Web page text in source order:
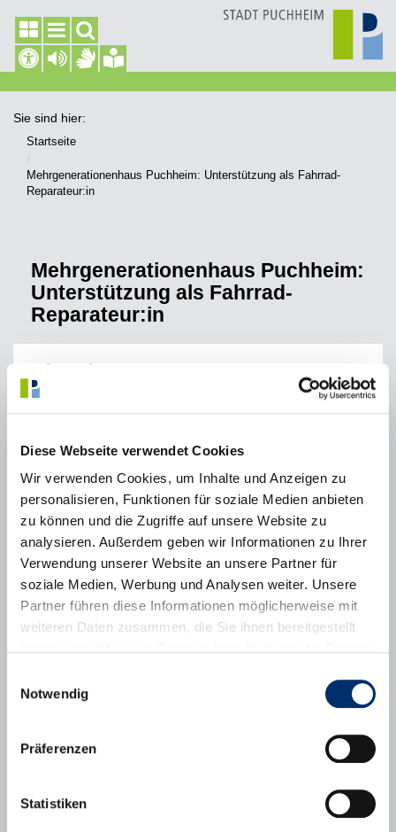
Diese Webseite verwendet Cookies
Wir verwenden Cookies, um Inhalte und Anzeigen zu
personalisieren, Funktionen für soziale Medien anbieten
zu können und die Zugriffe auf unsere Website zu
analysieren. Außerdem geben wir Informationen zu Ihrer
Verwendung unserer Website an unsere Partner für
soziale Medien, Werbung und Analysen weiter. Unsere
Partner führen diese Informationen möglicherweise mit
weiteren Daten zusammen, die Sie ihnen bereitgestellt
Notwendig
Präferenzen
Statistiken
Sie sind hier:
Startseite
Mehrgenerationenhaus Puchheim: Unterstützung als Fahrrad-
Reparateur:in
Mehrgenerationenhaus Puchheim:
Unterstützung als Fahrrad-
Reparateur:in
Wir suchen:
Verstärkung in der „Radl-Werkstatt für Kinder“
Ziel: Hilfe zur Selbsthilfe
Wir bieten:
Information und Einweisung durch einen Ehrenamtlichen
vor Ort
Arbeiten in guter Team-Atmosphäre
Anregende soziale Kontakte mit allen Reparateur:innen
Kostenerstattung des Materials
Zeitaufwand:
1x wöchentlich ca. 2-3 Stunden
Technische und handwerkliche Kenntnisse in der
Fahrradreparatur, Organisatorisches Geschick, Freude am
Angaben zur Institution: